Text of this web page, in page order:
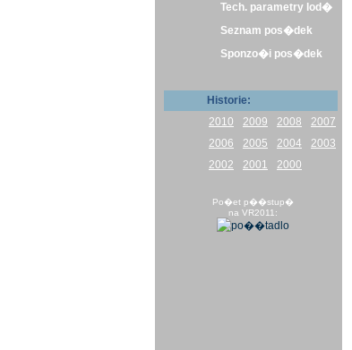
Tech. parametry lod�
Seznam pos�dek
Sponzo�i pos�dek
Historie:
2010
2009 2008
2007
2006
2005 2004
2003
2002
2001 2000
Po�et p��stup�
na VR2011: